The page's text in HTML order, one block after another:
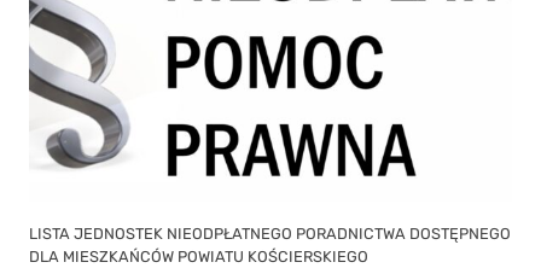
LISTA JEDNOSTEK NIEODPŁATNEGO PORADNICTWA DOSTĘPNEGO
DLA MIESZKAŃCÓW POWIATU KOŚCIERSKIEGO